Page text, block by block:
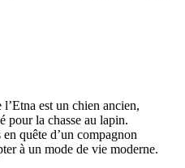
est un chien ancien,
pour la chasse au lapin.
quête d’un compagnon
à un mode de vie moderne.